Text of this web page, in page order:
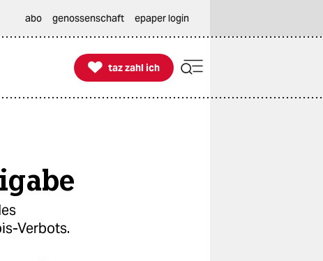
abo genossenschaft epaper login

taz zahl ich
taz zahl ich
Verbots.